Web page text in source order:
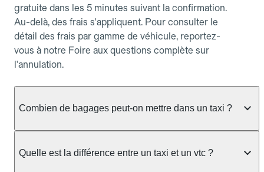
gratuite dans les 5 minutes suivant la confirmation.
Au-delà, des frais s'appliquent. Pour consulter le
détail des frais par gamme de véhicule, reportez-
vous à notre Foire aux questions complète sur
l'annulation.
Combien de bagages peut-on mettre dans un taxi ?
taxi berline accueille en général jusqu'à 3 bagages
Quelle est la différence entre un taxi et un vtc ?